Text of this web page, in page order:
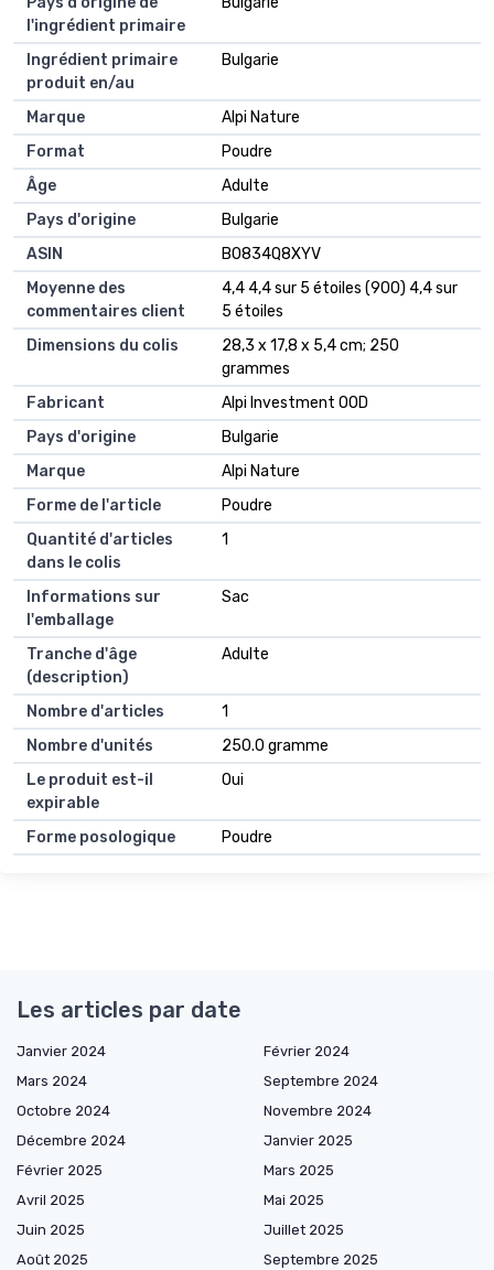
l'ingrédient primaire
Ingrédient primaire
produit en/au
‎Bulgarie
Marque
‎Alpi Nature
Format
‎Poudre
Âge
‎Adulte
Pays d'origine
‎Bulgarie
ASIN
B0834Q8XYV
Moyenne des
commentaires client
4,4 4,4 sur 5 étoiles (900) 4,4 sur
5 étoiles
Dimensions du colis
28,3 x 17,8 x 5,4 cm; 250
grammes
Fabricant
Alpi Investment OOD
Pays d'origine
Bulgarie
Marque
Alpi Nature
Forme de l'article
Poudre
Quantité d'articles
dans le colis
1
Informations sur
l'emballage
Sac
Tranche d'âge
(description)
Adulte
Nombre d'articles
1
Nombre d'unités
250.0 gramme
Le produit est-il
expirable
Oui
Forme posologique Poudre
Les articles par date
Janvier 2024
Février 2024
Mars 2024
Septembre 2024
Octobre 2024
Novembre 2024
Décembre 2024
Janvier 2025
Février 2025
Mars 2025
Avril 2025
Mai 2025
Juin 2025
Juillet 2025
Août 2025
Septembre 2025